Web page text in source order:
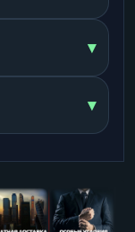
▾
▾